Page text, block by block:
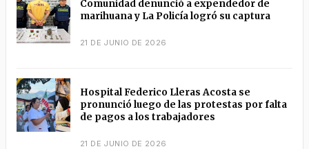
Comunidad denunció a expendedor de
marihuana y La Policía logró su captura
21 DE JUNIO DE 2026
Hospital Federico Lleras Acosta se
pronunció luego de las protestas por falta
de pagos a los trabajadores
21 DE JUNIO DE 2026